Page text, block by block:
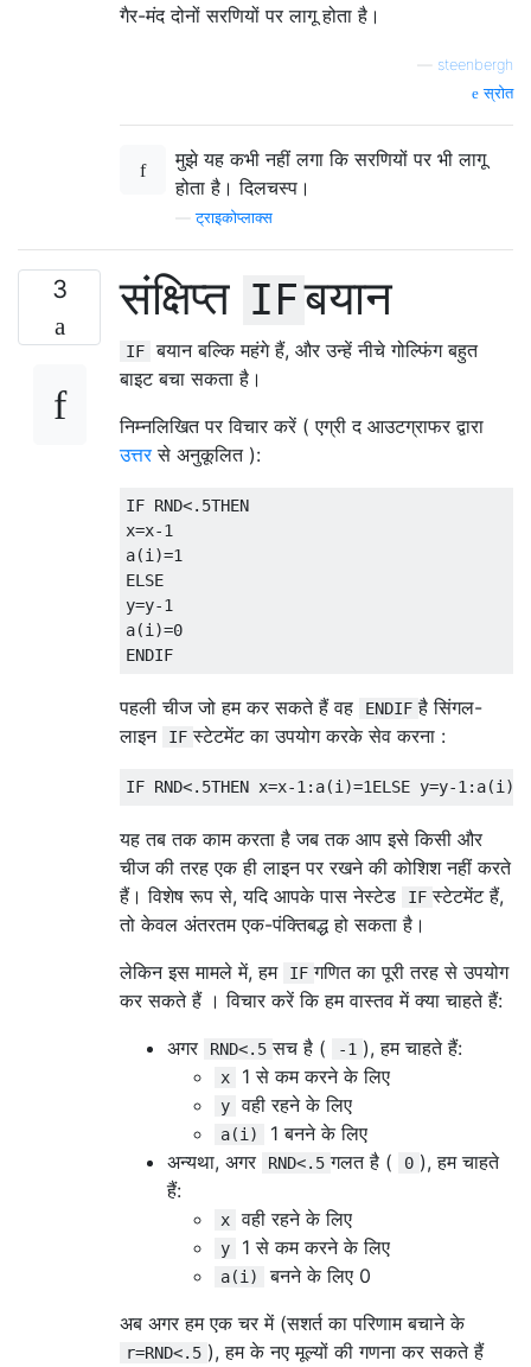
गैर-मंद दोनों सरणियों पर लागू होता है।
steenbergh
स्रोत
मुझे यह कभी नहीं लगा कि सरणियों पर भी लागू
होता है। दिलचस्प।
—ट्राइकोप्लाक्स
3 संक्षिप्त IFबयान
IF बयान बल्कि महंगे हैं, और उन्हें नीचे गोल्फिंग बहुत
बाइट बचा सकता है।
निम्नलिखित पर विचार करें ( एग्री द आउटग्राफर द्वारा
उत्तरसे अनुकूलित ):
IF RND<.5THEN
x=x-1
a(i)=1
ELSE
y=y-1
a(i)=0
पहली चीज जो हम कर सकते हैं वह ENDIF है सिंगल-
लाइन
IF स्टेटमेंट का उपयोग करके सेव करना :
यह तब तक काम करता है जब तक आप इसे किसी और
चीज की तरह एक ही लाइन पर रखने की कोशिश नहीं करते
हैं। विशेष रूप से, यदि आपके पास नेस्टेड
IF स्टेटमेंट हैं,
तो केवल अंतरतम एक-पंक्तिबद्ध हो सकता है।
लेकिन इस मामले में, हम
IF गणित का पूरी तरह से उपयोग
कर सकते हैं । विचार करें कि हम वास्तव में क्या चाहते हैं:
अगर
RND<.5 सच है ( -1 ), हम चाहते हैं:
x 1 से कम करने के लिए
y वही रहने के लिए
a(i)
1 बनने के लिए
अन्यथा, अगर
RND<.5 गलत है ( 0 ), हम चाहते
हैं:
x वही रहने के लिए
y 1 से कम करने के लिए
a(i)
बनने के लिए 0
अब अगर हम एक चर में (सशर्त का परिणाम बचाने के
r=RND<.5 ), हम के नए मूल्यों की गणना कर सकते हैं